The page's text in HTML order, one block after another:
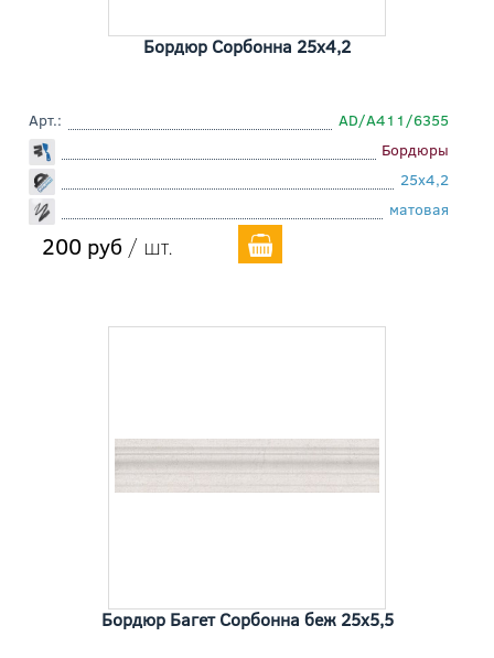
Бордюр Сорбонна 25x4,2
Арт.:
AD/A411/6355
Бордюры
25x4,2
матовая
200 руб / шт.
Бордюр Багет Сорбонна беж 25x5,5